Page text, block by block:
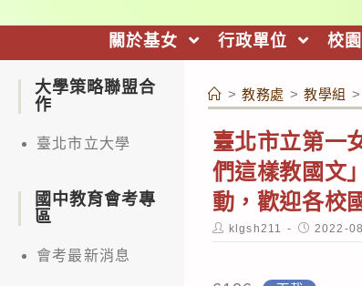
關於基女 行政單位 校
> 教務處 > 教學組 >
臺北市立第一
們這樣教國文
動，歡迎各校
Post
author:
klgsh211
Post
published:
2022-
大學策略聯盟合
作
臺北市立大學
國中教育會考專
區
會考最新消息